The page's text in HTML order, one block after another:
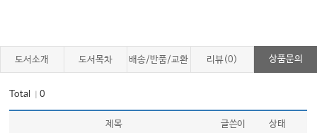
도서소개 도서목차 배송/반품/교환 리뷰(0) 상품문의
Total ｜0
제목 글쓴이 상태